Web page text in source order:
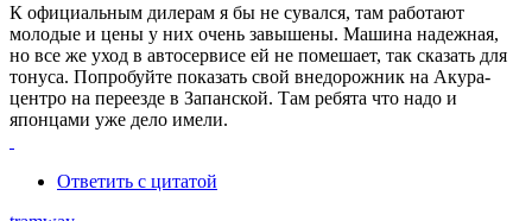
К официальным дилерам я бы не сувался, там работают
молодые и цены у них очень завышены. Машина надежная,
но все же уход в автосервисе ей не помешает, так сказать для
тонуса. Попробуйте показать свой внедорожник на Акура-
центро на переезде в Запанской. Там ребята что надо и
японцами уже дело имели.
Ответить с цитатой